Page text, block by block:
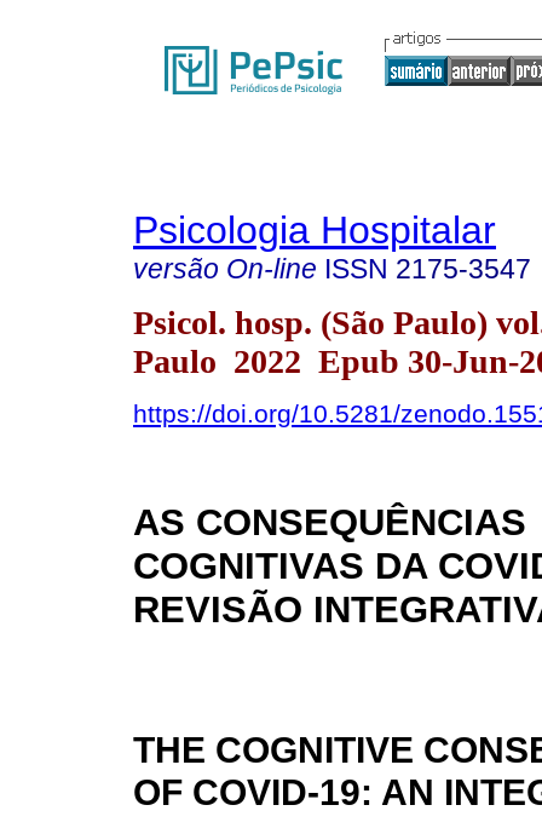
Psicologia Hospitalar
versão On-line ISSN 2175-3547
Psicol. hosp. (São Paulo)
Paulo 2022 Epub 30-Jun-
https://doi.org/10.5281/
AS CONSEQUÊNCIAS
COGNITIVAS DA
REVISÃO
THE COGNITIVE
OF COVID-19: AN